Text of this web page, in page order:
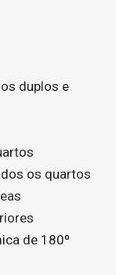
duplos e
os quartos
de 180º